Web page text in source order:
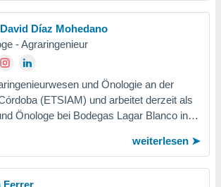
Díaz Mohedano
- Agraringenieur
und Önologie an der
(ETSIAM) und arbeitet derzeit als
Önologe bei Bodegas Lagar Blanco in
weiterlesen
Ferrer